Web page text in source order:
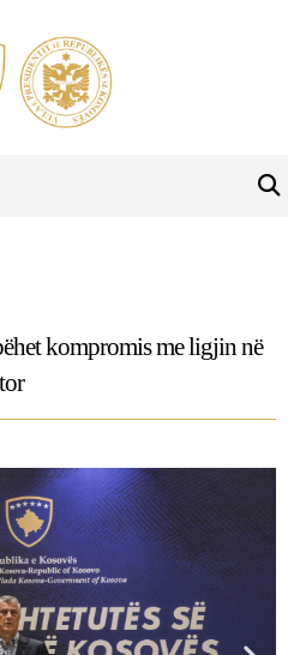
kompromis me ligjin në